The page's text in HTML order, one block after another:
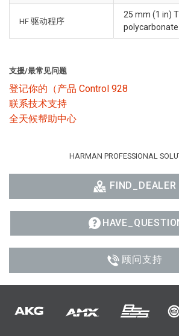
HF 驱动程序
25 mm (1 in)
polycarbonate
支援/最常见问题
登记你的（产品 Control 928
联系技术支持
全天候帮助中心
HARMAN PROFESSIONAL
FIND_DEALER
顾问支持